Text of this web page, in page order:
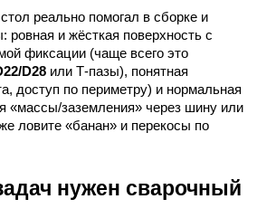
реально помогал в сборке и
ровная и жёсткая поверхность с
фиксации (чаще всего это
D28 или Т-пазы), понятная
доступ по периметру) и нормальная
«массы/заземления» через шину или
ловите «банан» и перекосы по
нужен сварочный